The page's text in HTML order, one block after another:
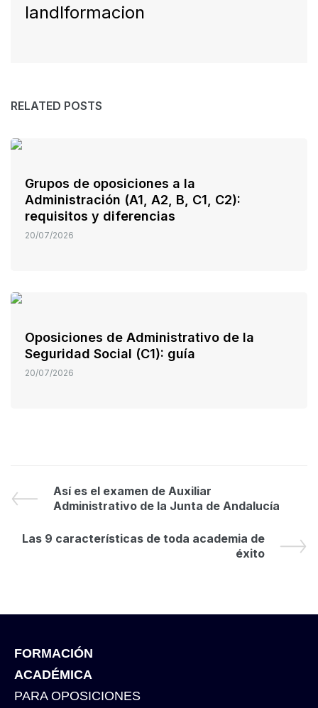
landlformacion
RELATED POSTS
Grupos de oposiciones a la
Administración (A1, A2, B, C1, C2):
requisitos y diferencias
20/07/2026
Oposiciones de Administrativo de la
Seguridad Social (C1): guía
20/07/2026
Así es el examen de Auxiliar
Administrativo de la Junta de Andalucía
Las 9 características de toda academia de
éxito
FORMACIÓN
ACADÉMICA
PARA OPOSICIONES